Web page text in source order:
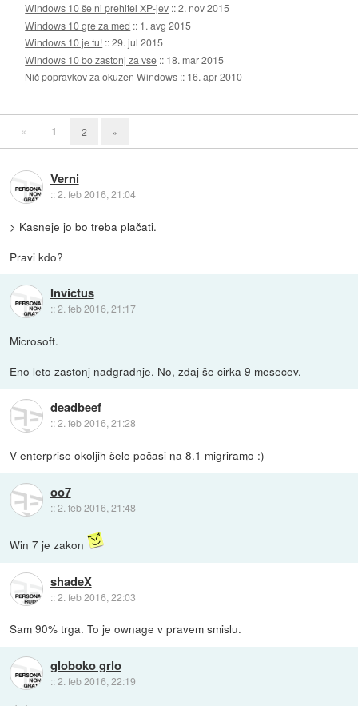
Windows 10 še ni prehitel XP-jev ::2. nov 2015
Windows 10 gre za med :: 1. avg 2015
Windows 10 je tu! ::29. jul 2015
Windows 10 bo zastonj za vse :: 18. mar 2015
Nič popravkov za okužen Windows :: 16. apr 2010
« 1 2 »
Verni
::2. feb 2016, 21:04
> Kasneje jo bo treba plačati.
Pravi kdo?
Invictus
::2. feb 2016, 21:17
Microsoft.
Eno leto zastonj nadgradnje. No, zdaj še cirka 9 mesecev.
deadbeef
::2. feb 2016, 21:28
V enterprise okoljih šele počasi na 8.1 migriramo :)
oo7
::2. feb 2016, 21:48
Win 7 je zakon
shadeX
::2. feb 2016, 22:03
Sam 90% trga. To je ownage v pravem smislu.
globoko grlo
::2. feb 2016, 22:19